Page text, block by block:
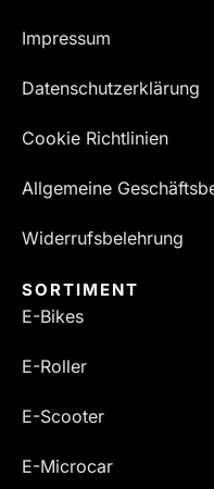
Impressum
Datenschutzerklärung
Cookie Richtlinien
Allgemeine
Widerrufsbelehrung
SORTIMENT
E-Bikes
E-Roller
E-Scooter
E-Microcar